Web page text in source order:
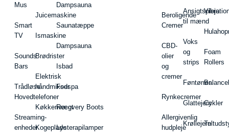
Mus
Smart
TV
Sounds
Bars
Trådløse
Hovedtelefoner
Streaming-
enheder
Juicemaskine
Ismaskine
Brødrister
Elektrisk
håndmikser
Køkkenvægt
Kogeplade
Dampsauna
Saunatæppe
Dampsauna
Isbad
Fodspa
Recovery Boots
Lysterapilamper
Beroligende
Cremer
CBD-
olier
og
cremer
Rynkecremer
Allergivenlig
hudpleje
Ansigtspleje
til mænd
Voks
og
strips
Føntørrer
Glattejern
Krøllejern
Foam
Rollers
Cykler